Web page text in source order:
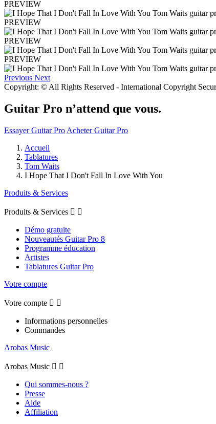
PREVIEW
PREVIEW
PREVIEW
PREVIEW
Previous Next
Copyright: © All Rights Reserved - International Copyright
Guitar Pro n’attend que vous.
Essayer Guitar Pro Acheter Guitar Pro
Accueil
Tablatures
Tom Waits
I Hope That I Don't Fall In Love With You
Produits & Services
Produits & Services  
Démo gratuite
Nouveautés Guitar Pro 8
Programme éducation
Artistes
Tablatures Guitar Pro
Votre compte
Votre compte  
Informations personnelles
Commandes
Arobas Music
Arobas Music  
Qui sommes-nous ?
Presse
Aide
Affiliation